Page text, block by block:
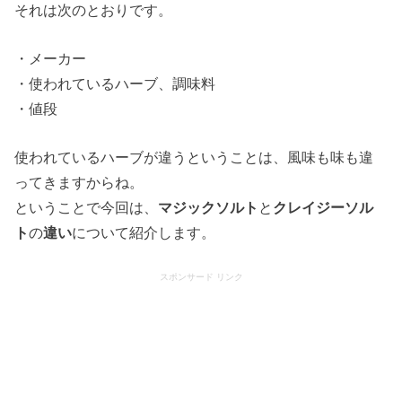
それは次のとおりです。
・メーカー
・使われているハーブ、調味料
・値段
使われているハーブが違うということは、風味も味も違
ってきますからね。
ということで今回は、 マジックソルト と クレイジーソル
トの違いについて紹介します。
スポンサード リンク